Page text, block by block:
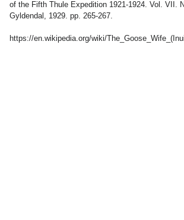
of the Fifth Thule Expedition 1921-1924. Vol. VII.
Gyldendal, 1929. pp. 265-267.
https://en.wikipedia.org/wiki/